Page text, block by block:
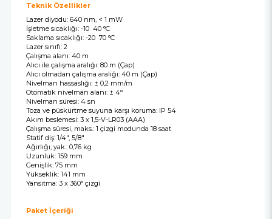
Teknik Özellikler
Lazer diyodu: 640 nm, < 1 mW
İşletme sıcaklığı: -10  40 °C
Saklama sıcaklığı: -20  70 °C
Lazer sınıfı: 2
Çalışma alanı: 40 m
Alıcı ile çalışma aralığı: 80 m (Çap)
Alıcı olmadan çalışma aralığı: 40 m (Çap)
Nivelman hassaslığı: ± 0,2 mm/m
Otomatik nivelman alanı: ± 4°
Nivelman süresi: 4 sn
Toza ve püskürtme suyuna karşı koruma: IP 54
Akım beslemesi: 3 x 1,5-V-LR03 (AAA)
Çalışma süresi, maks.: 1 çizgi modunda 18 saat
Statif diş: 1/4", 5/8"
Ağırlığı, yak.: 0,76 kg
Uzunluk: 159 mm
Genişlik: 75 mm
Yükseklik: 141 mm
Yansıtma: 3 x 360° çizgi
Paket İçeriği